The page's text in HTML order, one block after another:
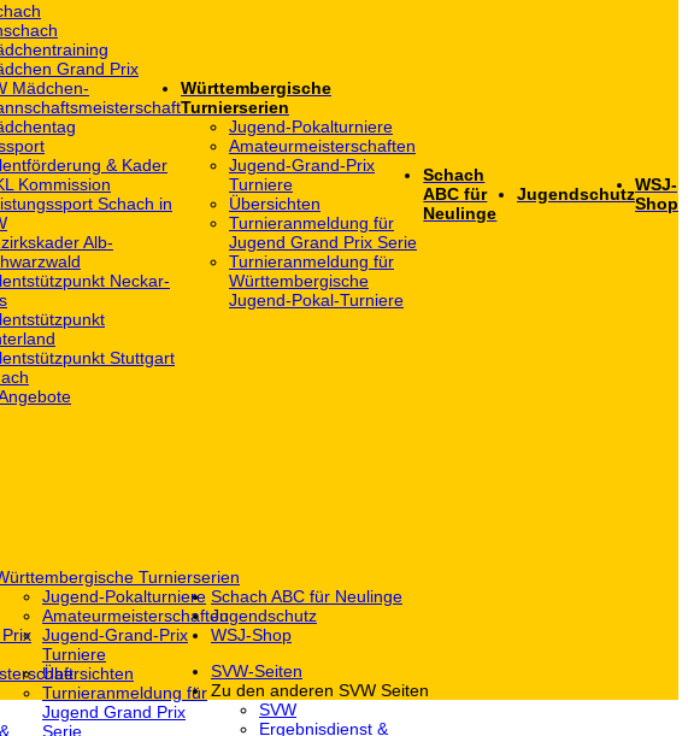
Grand Prix
Mädchen-
& Kader
Kommission
Schach in
Alb-
Neckar-
Stuttgart
Württembergische
Turnierserien
Jugend-Pokalturniere
Amateurmeisterschaften
Jugend-Grand-Prix
Turniere
Übersichten
Turnieranmeldung für
Jugend Grand Prix Serie
Turnieranmeldung für
Württembergische
Jugend-Pokal-Turniere
Schach
ABC für
Neulinge
JugendschutzWSJ-
Shop
Turnierserien
Jugend-Pokalturniere
Amateurmeisterschaften
Jugend-Grand-Prix
Turniere
Übersichten
Turnieranmeldung für
Jugend Grand Prix
Serie
Schach ABC für Neulinge
Jugendschutz
WSJ-Shop
SVW-Seiten
Zu den anderen SVW Seiten
SVW
Ergebnisdienst &